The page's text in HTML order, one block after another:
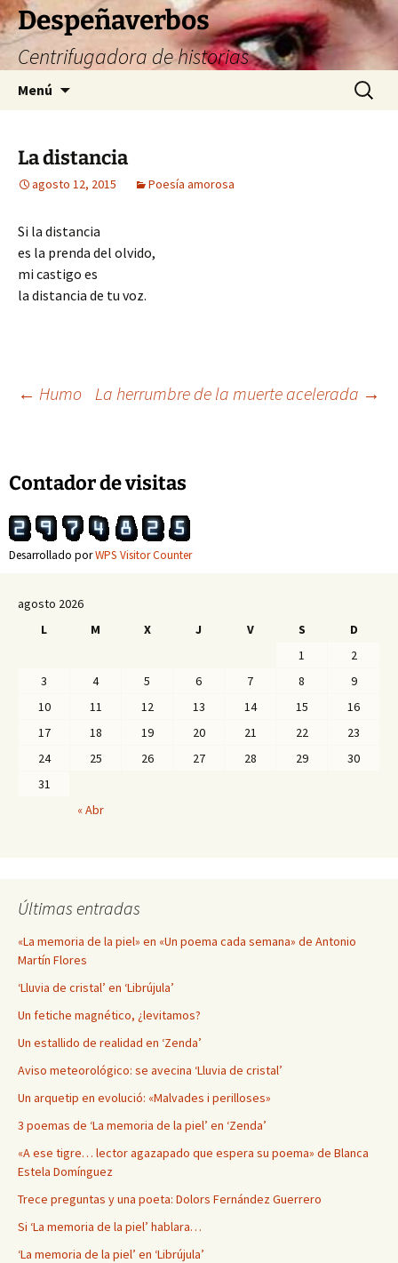
Saltar
al
contenido
Despeñaverbos
Centrifugadora de historias
Menú Buscar:
La distancia
agosto 12, 2015 Poesía amorosa
Si la distancia
es la prenda del olvido,
mi castigo es
la distancia de tu voz.
Navegación
de
entradas
← Humo La herrumbre de la muerte acelerada →
Contador de visitas
Desarrollado porWPS Visitor Counter
agosto 2026
L
M X J V S
D
1
2
3
4 5 6 7 8
9
10
11 12 13 14 15
16
17
18 19 20 21 22
23
24
25 26 27 28 29
30
31
« Abr
Últimas entradas
«La memoria de la piel» en «Un poema cada semana» de Antonio
Martín Flores
‘Lluvia de cristal’ en ‘Librújula’
Un fetiche magnético, ¿levitamos?
Un estallido de realidad en ‘Zenda’
Aviso meteorológico: se avecina ‘Lluvia de cristal’
Un arquetip en evolució: «Malvades i perilloses»
3 poemas de ‘La memoria de la piel’ en ‘Zenda’
«A ese tigre… lector agazapado que espera su poema» de Blanca
Estela Domínguez
Trece preguntas y una poeta: Dolors Fernández Guerrero
Si ‘La memoria de la piel’ hablara…
‘La memoria de la piel’ en ‘Librújula’